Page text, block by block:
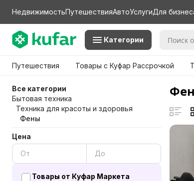
НедвижимостьПутешествияАвтоУслугиДля
Категории
Путешествия Товары с Куфар Рассрочкой
Все категории
Бытовая техника
Техника для красоты и здоровья
Фены
Цена
Товары от Куфар Маркета